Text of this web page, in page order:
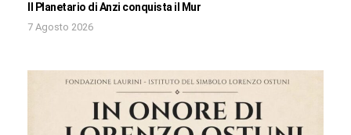
Il Planetario di Anzi conquista il Mur
7 Agosto 2026